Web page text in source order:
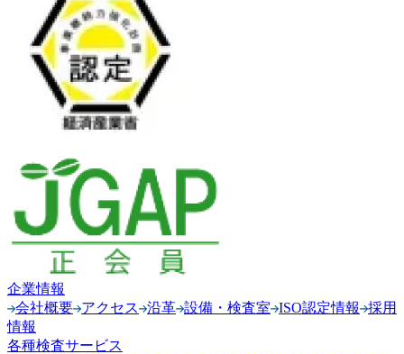
企業情報
会社概要 アクセス 沿革 設備・検査室 ISO認定情報
採用
情報
各種検査サービス